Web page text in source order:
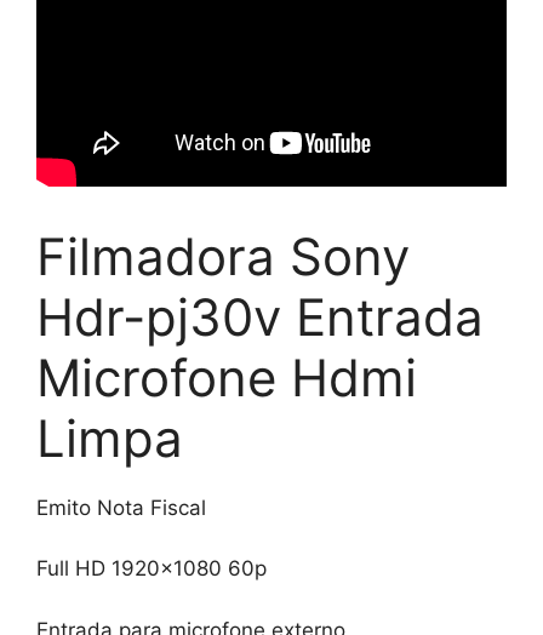
Filmadora Sony
Hdr-pj30v Entrada
Microfone Hdmi
Limpa
Emito Nota Fiscal
Full HD 1920×1080 60p
Entrada para microfone externo